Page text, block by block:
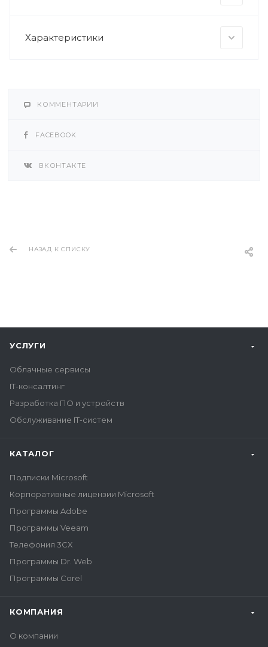
Характеристики
КОММЕНТАРИИ
FACEBOOK
ВКОНТАКТЕ
НАЗАД К СПИСКУ
УСЛУГИ
Облачные сервисы
IT-консалтинг
Разработка ПО и устройств
Обслуживание IT-систем
КАТАЛОГ
Подписки Microsoft
Корпоративные лицензии Microsoft
Программы Adobe
Программы Veeam
Телефония 3CX
Программы Dr. Web
Программы Corel
КОМПАНИЯ
О компании